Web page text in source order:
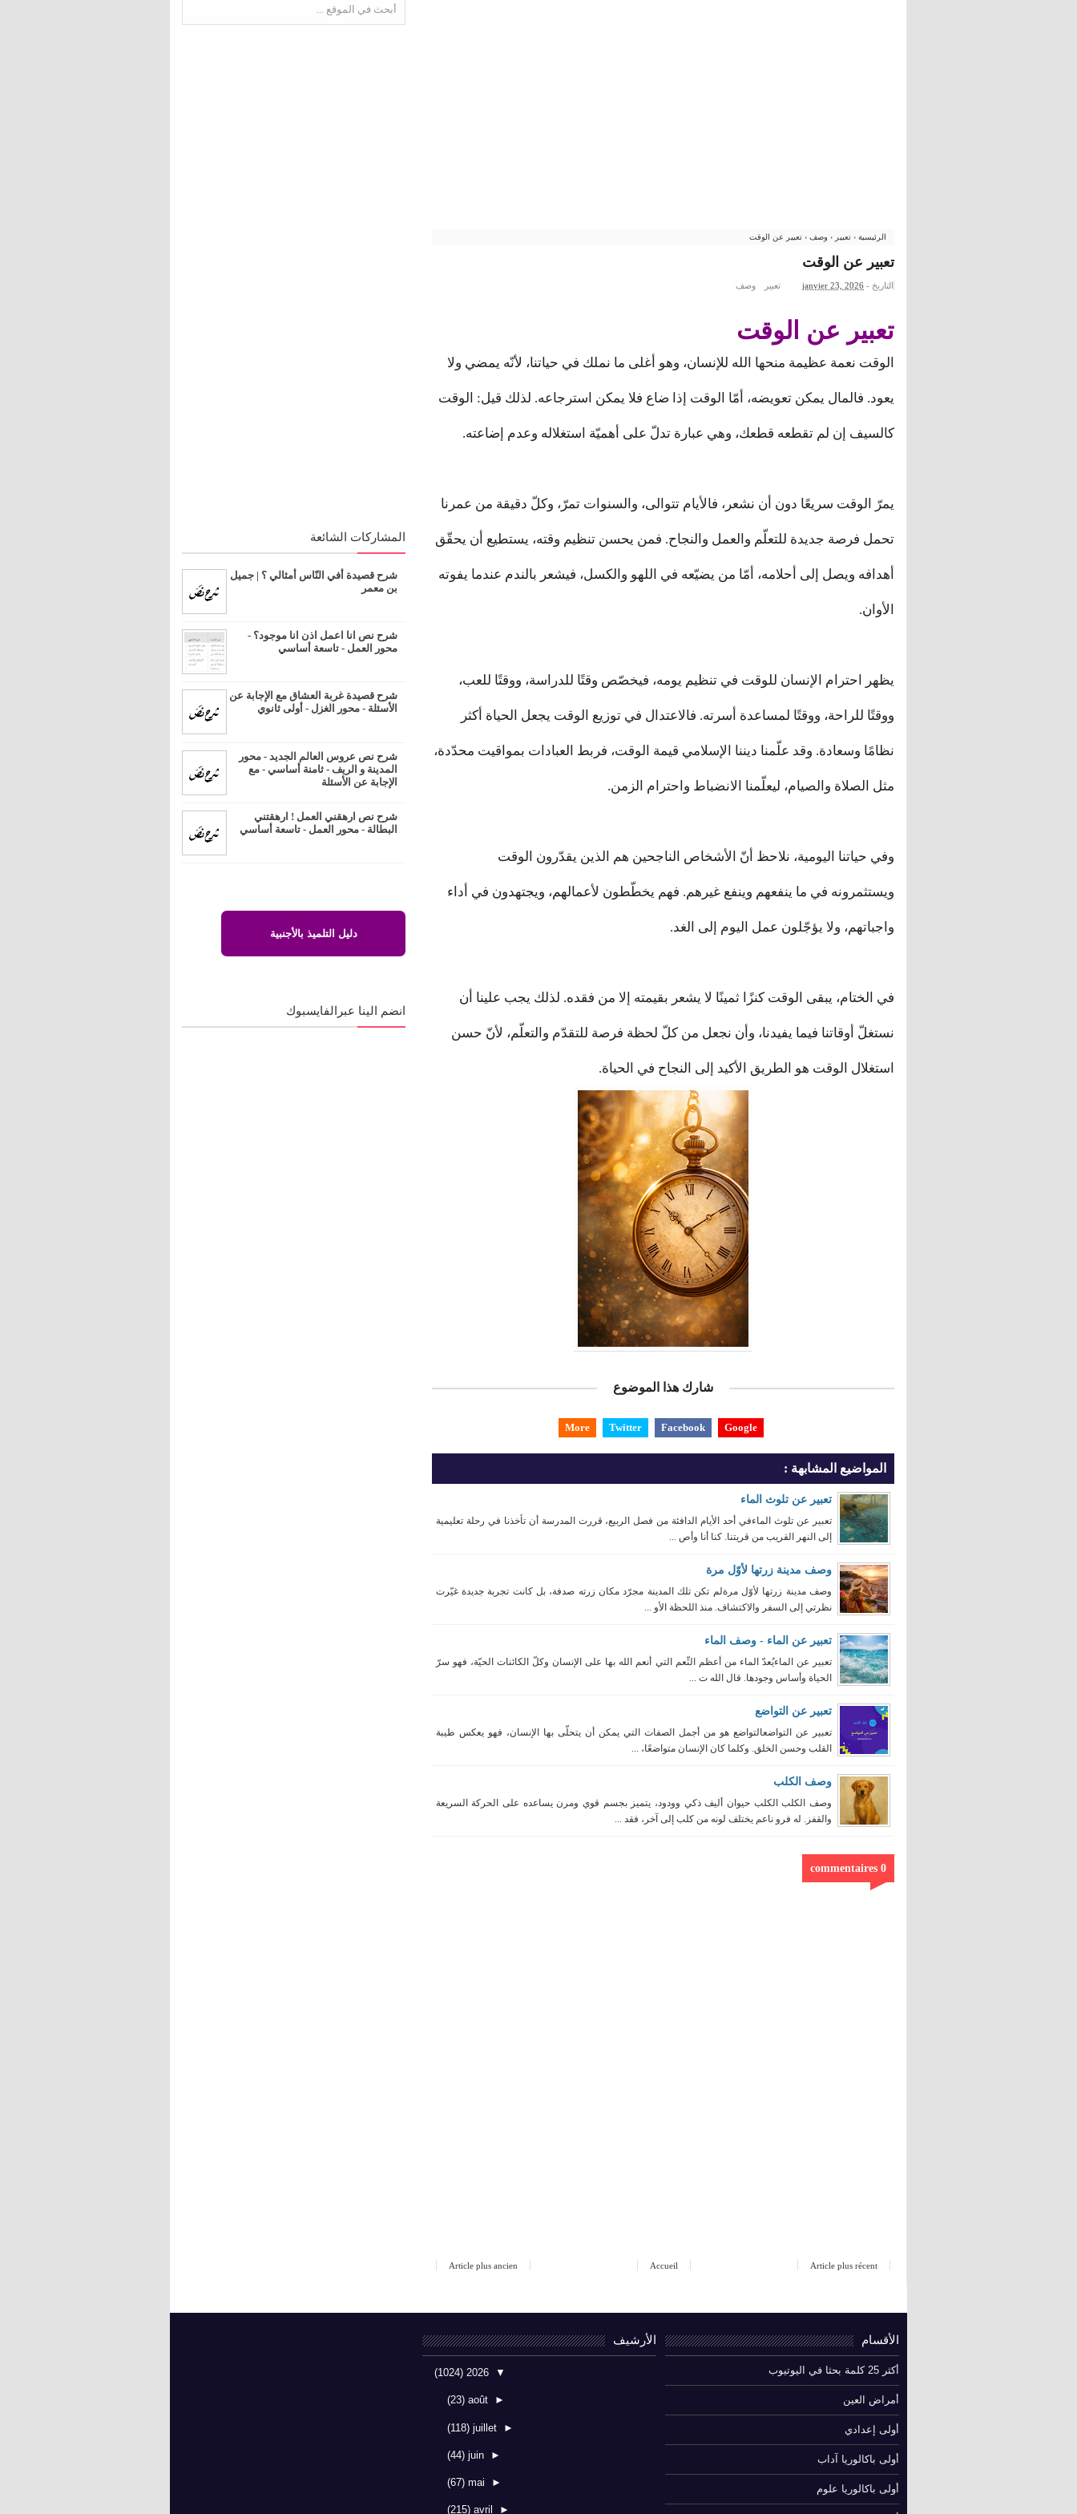
الرئيسية › تعبير › وصف › تعبير عن الوقت
تعبير عن الوقت
التاريخ - janvier 23, 2026 تعبير وصف
تعبير عن الوقت
الوقت نعمة عظيمة منحها الله للإنسان، وهو أغلى ما نملك في حياتنا، لأنّه يمضي ولا
يعود. فالمال يمكن تعويضه، أمّا الوقت إذا ضاع فلا يمكن استرجاعه. لذلك قيل: الوقت
كالسيف إن لم تقطعه قطعك، وهي عبارة تدلّ على أهميّة استغلاله وعدم إضاعته.
يمرّ الوقت سريعًا دون أن نشعر، فالأيام تتوالى، والسنوات تمرّ، وكلّ دقيقة من عمرنا
تحمل فرصة جديدة للتعلّم والعمل والنجاح. فمن يحسن تنظيم وقته، يستطيع أن يحقّق
أهدافه ويصل إلى أحلامه، أمّا من يضيّعه في اللهو والكسل، فيشعر بالندم عندما يفوته
الأوان.
يظهر احترام الإنسان للوقت في تنظيم يومه، فيخصّص وقتًا للدراسة، ووقتًا للعب،
ووقتًا للراحة، ووقتًا لمساعدة أسرته. فالاعتدال في توزيع الوقت يجعل الحياة أكثر
نظامًا وسعادة. وقد علّمنا ديننا الإسلامي قيمة الوقت، فربط العبادات بمواقيت محدّدة،
مثل الصلاة والصيام، ليعلّمنا الانضباط واحترام الزمن.
وفي حياتنا اليومية، نلاحظ أنّ الأشخاص الناجحين هم الذين يقدّرون الوقت
ويستثمرونه في ما ينفعهم وينفع غيرهم. فهم يخطّطون لأعمالهم، ويجتهدون في أداء
واجباتهم، ولا يؤجّلون عمل اليوم إلى الغد.
في الختام، يبقى الوقت كنزًا ثمينًا لا يشعر بقيمته إلا من فقده. لذلك يجب علينا أن
نستغلّ أوقاتنا فيما يفيدنا، وأن نجعل من كلّ لحظة فرصة للتقدّم والتعلّم، لأنّ حسن
استغلال الوقت هو الطريق الأكيد إلى النجاح في الحياة.
شارك هذا الموضوع
Google
Facebook
Twitter
More
المواضيع المشابهة :
تعبير عن تلوث الماء
تعبير عن تلوث الماءفي أحد الأيام الدافئة من فصل الربيع، قررت المدرسة أن تأخذنا في رحلة تعليمية
إلى النهر القريب من قريتنا. كنا أنا وأص ...
وصف مدينة زرتها لأوّل مرة
وصف مدينة زرتها لأوّل مرةلم تكن تلك المدينة مجرّد مكان زرته صدفة، بل كانت تجربة جديدة غيّرت
نظرتي إلى السفر والاكتشاف. منذ اللحظة الأو ...
تعبير عن الماء - وصف الماء
تعبير عن الماءيُعدّ الماء من أعظم النِّعم التي أنعم الله بها على الإنسان وكلّ الكائنات الحيّة، فهو سرّ
الحياة وأساس وجودها. قال الله ت ...
تعبير عن التواضع
تعبير عن التواضعالتواضع هو من أجمل الصفات التي يمكن أن يتحلّى بها الإنسان، فهو يعكس طيبة
القلب وحسن الخلق. وكلما كان الإنسان متواضعًا، ...
وصف الكلب
وصف الكلب الكلب حيوان أليف ذكي وودود، يتميز بجسم قوي ومرن يساعده على الحركة السريعة
والقفز. له فرو ناعم يختلف لونه من كلب إلى آخر، فقد ...
0 commentaires
Article plus récent
Article plus ancien Accueil
المشاركات الشائعة
شرح قصيدة أفي النّاس أمثالي ؟ | جميل
بن معمر
شرح نص انا اعمل اذن انا موجود؟ -
محور العمل - تاسعة أساسي
شرح قصيدة غربة العشاق مع الإجابة عن
الأسئلة - محور الغزل - أولى ثانوي
شرح نص عروس العالم الجديد - محور
المدينة و الريف - ثامنة أساسي - مع
الإجابة عن الأسئلة
شرح نص ارهقني العمل ! ارهقتني
البطالة - محور العمل - تاسعة أساسي
دليل التلميذ بالأجنبية
انضم الينا عبرالفايسبوك
الأقسام
أكثر 25 كلمة بحثا في اليوتيوب
أمراض العين
أولى إعدادي
أولى باكالوريا آداب
أولى باكالوريا علوم
الأرشيف
▼
2026
(1024)
►
août
(23)
►
juillet
(118)
►
juin
(44)
►
mai
(67)
►
avril
(215)